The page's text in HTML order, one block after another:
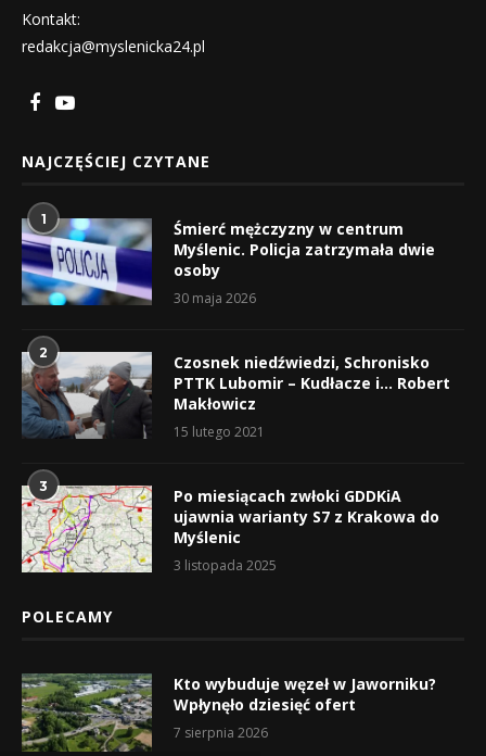
Kontakt:
redakcja@myslenicka24.pl
NAJCZĘŚCIEJ CZYTANE
1
Śmierć mężczyzny w centrum
Myślenic. Policja zatrzymała dwie
osoby
30 maja 2026
2
Czosnek niedźwiedzi, Schronisko
PTTK Lubomir – Kudłacze i… Robert
Makłowicz
15 lutego 2021
3
Po miesiącach zwłoki GDDKiA
ujawnia warianty S7 z Krakowa do
Myślenic
3 listopada 2025
POLECAMY
Kto wybuduje węzeł w Jaworniku?
Wpłynęło dziesięć ofert
7 sierpnia 2026